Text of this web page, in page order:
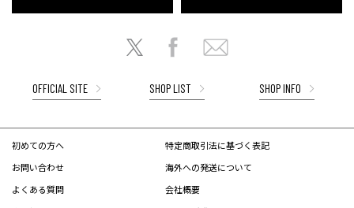
OFFICIAL SITE SHOP LIST SHOP INFO
初めての方へ
お問い合わせ
よくある質問
特定商取引法に基づく表記
海外への発送について
会社概要